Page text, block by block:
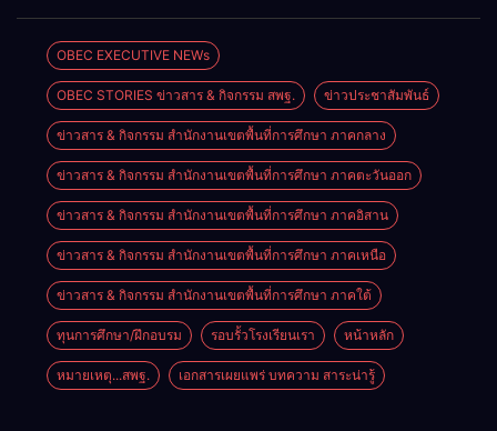
ต้นแบบ”
ระดับประเทศ
รุ่นที่ 3 ประจำ
ปีงบประมาณ
พ.ศ. 2569
International
Research
(ThaiCER)
2026
ปากพนัง
OBEC EXECUTIVE NEWs
OBEC STORIES ข่าวสาร & กิจกรรม สพฐ. ข่าวประชาสัมพันธ์
ข่าวสาร & กิจกรรม สำนักงานเขตพื้นที่การศึกษา ภาคกลาง
ข่าวสาร & กิจกรรม สำนักงานเขตพื้นที่การศึกษา ภาคตะวันออก
ข่าวสาร & กิจกรรม สำนักงานเขตพื้นที่การศึกษา ภาคอิสาน
ข่าวสาร & กิจกรรม สำนักงานเขตพื้นที่การศึกษา ภาคเหนือ
ข่าวสาร & กิจกรรม สำนักงานเขตพื้นที่การศึกษา ภาคใต้
ทุนการศึกษา/ฝึกอบรม รอบรั้วโรงเรียนเรา หน้าหลัก
หมายเหตุ...สพฐ. เอกสารเผยแพร่ บทความ สาระน่ารู้